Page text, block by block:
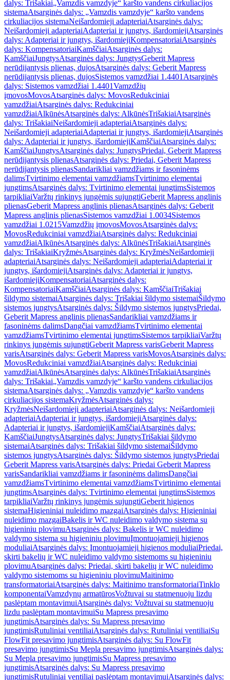
dalys: Trišakiai„Vamzdis vamzdyje“ karšto vandens cirkuliacijos
sistemaAtsarginės dalys: „Vamzdis vamzdyje“ karšto vandens
cirkuliacijos sistemaNeišardomieji adapteriaiAtsarginės dalys:
Neišardomieji adapteriaiAdapteriai ir jungtys, išardomiejiAtsarginės
dalys: Adapteriai ir jungtys, išardomiejiKompensatoriaiAtsarginės
dalys: KompensatoriaiKamščiaiAtsarginės dalys:
KamščiaiJungtysAtsarginės dalys: JungtysGeberit Mapress
nerūdijantysis plienas, dujosAtsarginės dalys: Geberit Mapress
nerūdijantysis plienas, dujosSistemos vamzdžiai 1.4401 Atsarginės
dalys: Sistemos vamzdžiai 1.4401Vamzdžių
įmovosMovosAtsarginės dalys: MovosRedukciniai
vamzdžiaiAtsarginės dalys: Redukciniai
vamzdžiaiAlkūnėsAtsarginės dalys: AlkūnėsTrišakiaiAtsarginės
dalys: TrišakiaiNeišardomieji adapteriaiAtsarginės dalys:
Neišardomieji adapteriaiAdapteriai ir jungtys, išardomiejiAtsarginės
dalys: Adapteriai ir jungtys, išardomiejiKamščiaiAtsarginės dalys:
KamščiaiJungtysAtsarginės dalys: JungtysPriedai, Geberit Mapress
nerūdijantysis plienasAtsarginės dalys: Priedai, Geberit Mapress
nerūdijantysis plienasSandarikliai vamzdžiams ir fasoninėms
dalimsTvirtinimo elementai vamzdžiamsTvirtinimo elementai
jungtimsAtsarginės dalys: Tvirtinimo elementai jungtimsSistemos
tarpikliaiVaržtų rinkinys jungėmis sujungtiGeberit Mapress anglinis
plienasGeberit Mapress anglinis plienasAtsarginės dalys: Geberit
Mapress anglinis plienasSistemos vamzdžiai 1.0034Sistemos
vamzdžiai 1.0215Vamzdžių įmovosMovosAtsarginės dalys:
MovosRedukciniai vamzdžiaiAtsarginės dalys: Redukciniai
vamzdžiaiAlkūnėsAtsarginės dalys: AlkūnėsTrišakiaiAtsarginės
dalys: TrišakiaiKryžmėsAtsarginės dalys: KryžmėsNeišardomieji
adapteriaiAtsarginės dalys: Neišardomieji adapteriaiAdapteriai ir
jungtys, išardomiejiAtsarginės dalys: Adapteriai ir jungtys,
išardomiejiKompensatoriaiAtsarginės dalys:
KompensatoriaiKamščiaiAtsarginės dalys: KamščiaiTrišakiai
šildymo sistemaiAtsarginės dalys: Trišakiai šildymo sistemaiŠildymo
sistemos jungtysAtsarginės dalys: Šildymo sistemos jungtysPriedai,
Geberit Mapress anglinis plienasSandarikliai vamzdžiams ir
fasoninėms dalimsDangčiai vamzdžiamsTvirtinimo elementai
vamzdžiamsTvirtinimo elementai jungtimsSistemos tarpikliaiVaržtų
rinkinys jungėmis sujungtiGeberit Mapress varisGeberit Mapress
varisAtsarginės dalys: Geberit Mapress varisMovosAtsarginės dalys:
MovosRedukciniai vamzdžiaiAtsarginės dalys: Redukciniai
vamzdžiaiAlkūnėsAtsarginės dalys: AlkūnėsTrišakiaiAtsarginės
dalys: Trišakiai„Vamzdis vamzdyje“ karšto vandens cirkuliacijos
sistemaAtsarginės dalys: „Vamzdis vamzdyje“ karšto vandens
cirkuliacijos sistemaKryžmėsAtsarginės dalys:
KryžmėsNeišardomieji adapteriaiAtsarginės dalys: Neišardomieji
adapteriaiAdapteriai ir jungtys, išardomiejiAtsarginės dalys:
Adapteriai ir jungtys, išardomiejiKamščiaiAtsarginės dalys:
KamščiaiJungtysAtsarginės dalys: JungtysTrišakiai šildymo
sistemaiAtsarginės dalys: Trišakiai šildymo sistemaiŠildymo
sistemos jungtysAtsarginės dalys: Šildymo sistemos jungtysPriedai
Geberit Mapress varisAtsarginės dalys: Priedai Geberit Mapress
varisSandarikliai vamzdžiams ir fasoninėms dalimsDangčiai
vamzdžiamsTvirtinimo elementai vamzdžiamsTvirtinimo elementai
jungtimsAtsarginės dalys: Tvirtinimo elementai jungtimsSistemos
tarpikliaiVaržtų rinkinys jungėmis sujungtiGeberit higienos
sistemaHigieniniai nuleidimo mazgaiAtsarginės dalys: Higieniniai
nuleidimo mazgaiBakelis ir WC nuleidimo valdymo sistema su
higieniniu plovimuAtsarginės dalys: Bakelis ir WC nuleidimo
valdymo sistema su higieniniu plovimuĮmontuojamieji higienos
moduliaiAtsarginės dalys: Įmontuojamieji higienos moduliaiPriedai,
skirti bakelių ir WC nuleidimo valdymo sistemoms su higieniniu
plovimuAtsarginės dalys: Priedai, skirti bakelių ir WC nuleidimo
valdymo sistemoms su higieniniu plovimuMaitinimo
transformatoriaiAtsarginės dalys: Maitinimo transformatoriaiTinklo
komponentaiVamzdynų armatūrosVožtuvai su statmenuoju lizdu
paslėptam montavimuiAtsarginės dalys: Vožtuvai su statmenuoju
lizdu paslėptam montavimuiSu Mapress presavimo
jungtimisAtsarginės dalys: Su Mapress presavimo
jungtimisRutuliniai ventiliaiAtsarginės dalys: Rutuliniai ventiliaiSu
FlowFit presavimo jungtimisAtsarginės dalys: Su FlowFit
presavimo jungtimisSu Mepla presavimo jungtimisAtsarginės dalys:
Su Mepla presavimo jungtimisSu Mapress presavimo
jungtimisAtsarginės dalys: Su Mapress presavimo
jungtimisRutuliniai ventiliai paslėptam montavimuiAtsarginės dalys: